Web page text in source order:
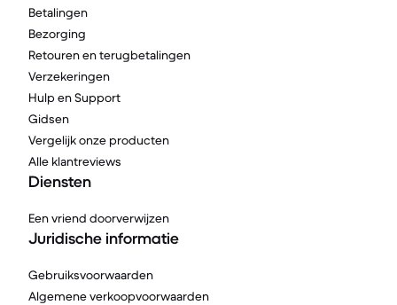
Betalingen
Bezorging
Retouren en terugbetalingen
Verzekeringen
Hulp en Support
Gidsen
Vergelijk onze producten
Alle klantreviews
Diensten
Een vriend doorverwijzen
Juridische informatie
Gebruiksvoorwaarden
Algemene verkoopvoorwaarden